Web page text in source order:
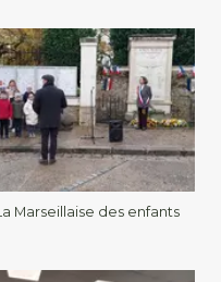
Marseillaise des enfants